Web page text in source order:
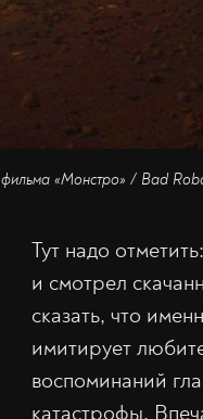
«Монстро» / Bad
Тут надо
и смотрел
сказать, что
имитирует
воспоминаний
катастрофы.